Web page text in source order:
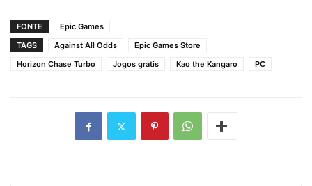
FONTE
Epic Games
TAGS
Against All Odds
Epic Games Store
Horizon Chase Turbo
Jogos grátis Kao the Kangaro PC